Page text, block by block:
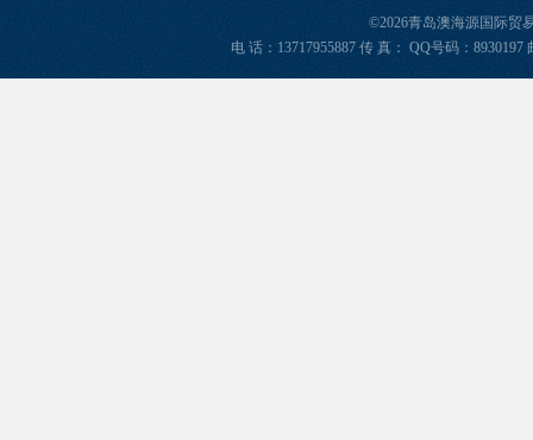
©2026青岛澳海源国际贸
电 话：13717955887 传 真： QQ号码：